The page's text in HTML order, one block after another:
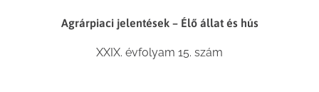
Agrárpiaci jelentések – Élő állat és hús
XXIX. évfolyam 15. szám